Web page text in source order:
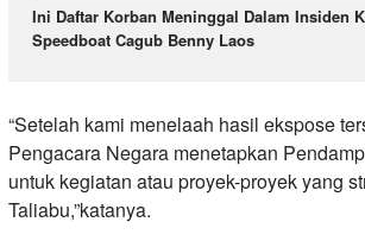
Ini Daftar Korban Meninggal Dalam Insiden
Speedboat Cagub Benny Laos
“Setelah kami menelaah hasil ekspose
Pengacara Negara menetapkan
untuk kegiatan atau proyek-proyek yang
Taliabu,”katanya.